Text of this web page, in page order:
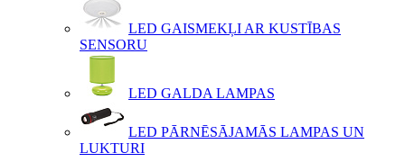
LED GAISMEKĻI AR KUSTĪBAS
SENSORU
LED GALDA LAMPAS
LED PĀRNĒSĀJAMĀS LAMPAS UN
LUKTURI